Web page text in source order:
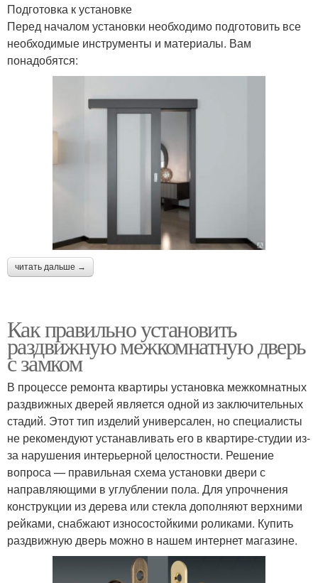
Подготовка к установке
Перед началом установки необходимо подготовить все
необходимые инструменты и материалы. Вам
понадобятся:
читать дальше →
Как правильно установить
раздвижную межкомнатную дверь
с замком
В процессе ремонта квартиры установка межкомнатных
раздвижных дверей является одной из заключительных
стадий. Этот тип изделий универсален, но специалисты
не рекомендуют устанавливать его в квартире-студии из-
за нарушения интерьерной целостности. Решение
вопроса — правильная схема установки двери с
направляющими в углублении пола. Для упрочнения
конструкции из дерева или стекла дополняют верхними
рейками, снабжают износостойкими роликами. Купить
раздвижную дверь можно в нашем интернет магазине.